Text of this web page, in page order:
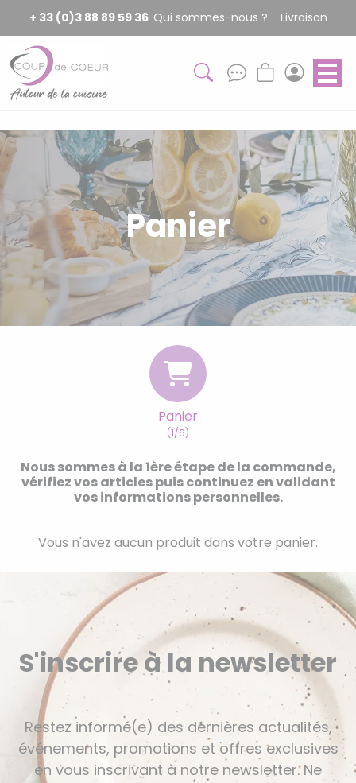
+ 33 (0)3 88 89 59 36 Qui sommes-nous ? Livraison
Panier
Panier
(1/6)
Nous sommes à la 1ère étape de la commande,
vérifiez vos articles puis continuez en validant
vos informations personnelles.
Vous n'avez aucun produit dans votre panier.
S'inscrire à la newsletter
Restez informé(e) des dernières actualités,
événements, promotions et offres exclusives
en vous inscrivant à notre newsletter. Ne
Panneau de gestion des cookies